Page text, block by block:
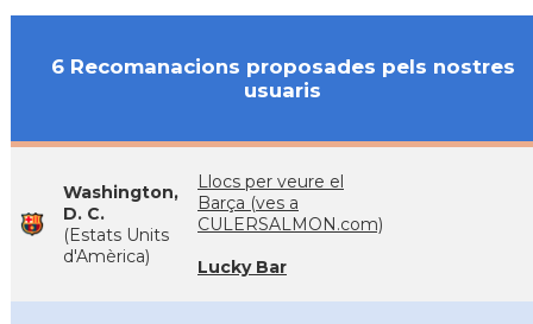
6 Recomanacions proposades pels nostres
usuaris
Washington,
D. C.
(Estats Units
d'Amèrica)
Llocs per veure el
Barça (ves a
CULERSALMON.com)
Lucky Bar